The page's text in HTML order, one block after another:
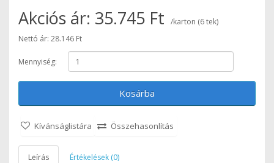
Akciós ár: 35.745 Ft
/karton (6 tek)
Nettó ár: 28.146 Ft
Mennyiség:
Kosárba
Kívánságlistára Összehasonlítás
Leírás Értékelések (0)